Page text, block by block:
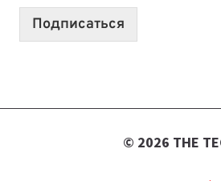
ПРОДУКТЫ
Подписаться
© 2026 THE